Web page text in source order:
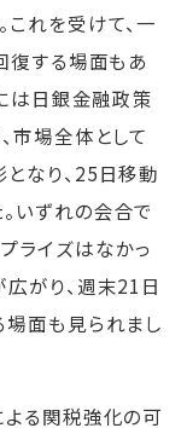
れを受けて、一
する場面もあ
は日銀金融政策
市場全体として
なり、25日移動
いずれの会合で
ライズはなかっ
がり、週末21日
場面も見られまし
よる関税強化の可